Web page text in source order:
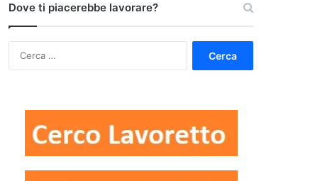
Dove ti piacerebbe lavorare?